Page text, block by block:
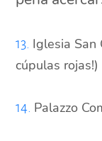
13. Iglesia San
cúpulas rojas!)
14. Palazzo